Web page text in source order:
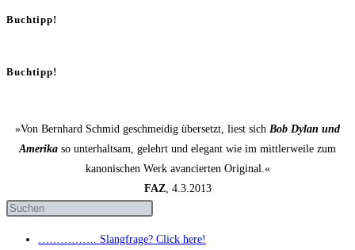
Buchtipp!
Buchtipp!
»Von Bernhard Schmid geschmeidig übersetzt, liest sich Bob Dylan und
Amerika so unterhaltsam, gelehrt und elegant wie im mittlerweile zum
kanonischen Werk avancierten Original.«
FAZ, 4.3.2013
……………. Slang­fra­ge? Click here!